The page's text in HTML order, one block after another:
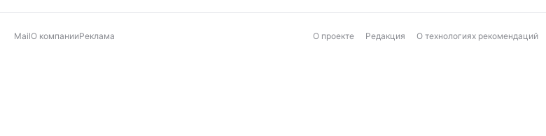
MailО компанииРеклама О проекте Редакция О технологиях рекомендаций